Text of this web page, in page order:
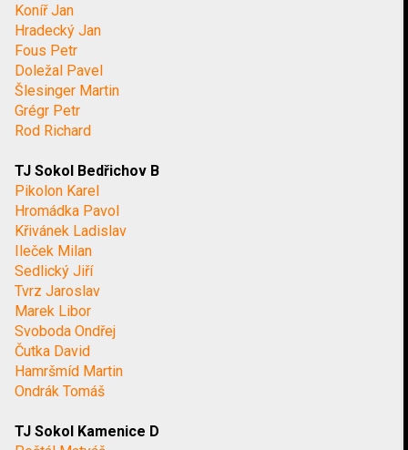
Koníř Jan
Hradecký Jan
Fous Petr
Doležal Pavel
Šlesinger Martin
Grégr Petr
Rod Richard
TJ Sokol Bedřichov B
Pikolon Karel
Hromádka Pavol
Křivánek Ladislav
Ileček Milan
Sedlický Jiří
Tvrz Jaroslav
Marek Libor
Svoboda Ondřej
Čutka David
Hamršmíd Martin
Ondrák Tomáš
TJ Sokol Kamenice D